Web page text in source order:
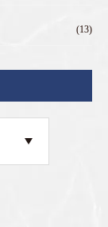
(13)